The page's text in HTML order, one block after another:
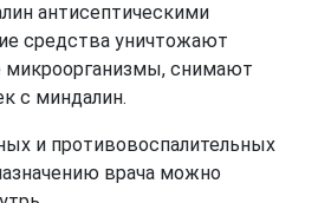
антисептическими
средства уничтожают
микроорганизмы, снимают
с миндалин.
и противовоспалительных
врача можно